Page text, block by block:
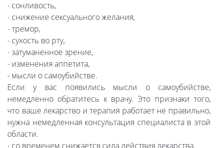
- сонливость,
- снижение сексуального желания,
- тремор,
- сухость во рту,
- затуманенное зрение,
- изменения аппетита,
- мысли о самоубийстве.
Если у вас появились мысли о самоубийстве,
немедленно обратитесь к врачу. Это признаки того,
что ваше лекарство и терапия работает не правильно,
нужна немедленная консультация специалиста в этой
области.
- со временем снижается сила действия лекарства.